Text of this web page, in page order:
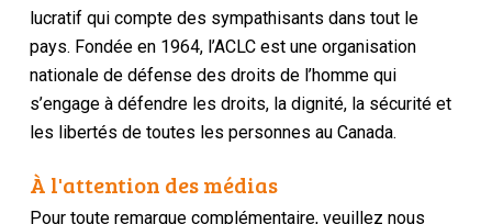
lucratif qui compte des sympathisants dans tout le
pays. Fondée en 1964, l’ACLC est une organisation
nationale de défense des droits de l’homme qui
s’engage à défendre les droits, la dignité, la sécurité et
les libertés de toutes les personnes au Canada.
À l'attention des médias
Pour toute remarque complémentaire, veuillez nous